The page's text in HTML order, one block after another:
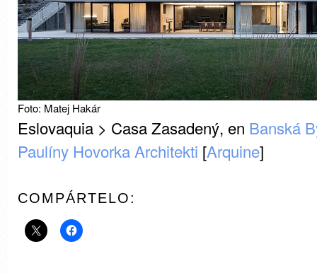
Foto: Matej Hakár
Eslovaquia > Casa Zasadený, en Banská
Paulíny Hovorka Architekti [Arquine]
COMPÁRTELO: